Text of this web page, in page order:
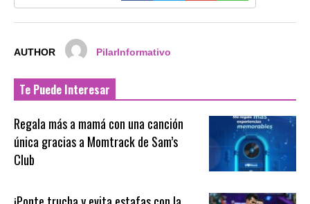
AUTHOR PilarInformativo
Te Puede Interesar
Regala más a mamá con una canción
única gracias a Momtrack de Sam’s
Club